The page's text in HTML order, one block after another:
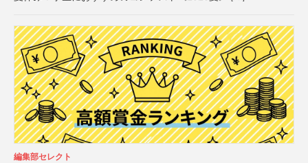
編集部セレクト